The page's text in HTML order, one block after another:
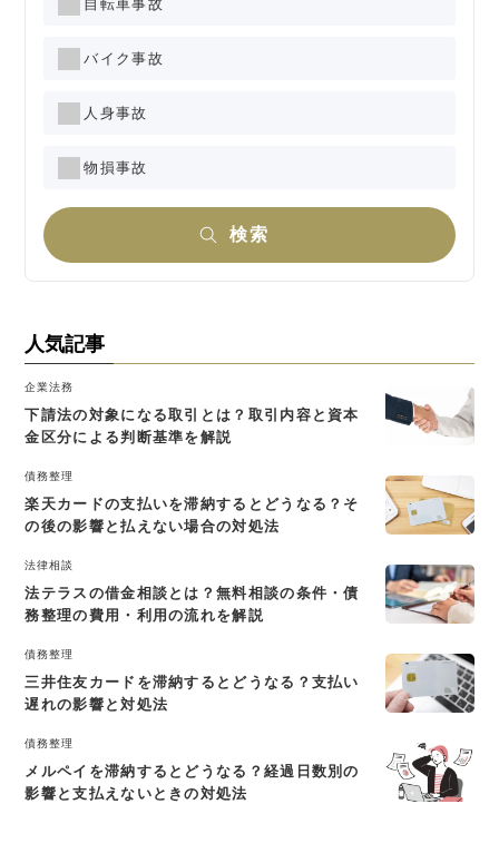
自転車事故
バイク事故
人身事故
物損事故
検索
人気記事
企業法務
下請法の対象になる取引とは？取引内容と資本
金区分による判断基準を解説
債務整理
楽天カードの支払いを滞納するとどうなる？そ
の後の影響と払えない場合の対処法
法律相談
法テラスの借金相談とは？無料相談の条件・債
務整理の費用・利用の流れを解説
債務整理
三井住友カードを滞納するとどうなる？支払い
遅れの影響と対処法
債務整理
メルペイを滞納するとどうなる？経過日数別の
影響と支払えないときの対処法